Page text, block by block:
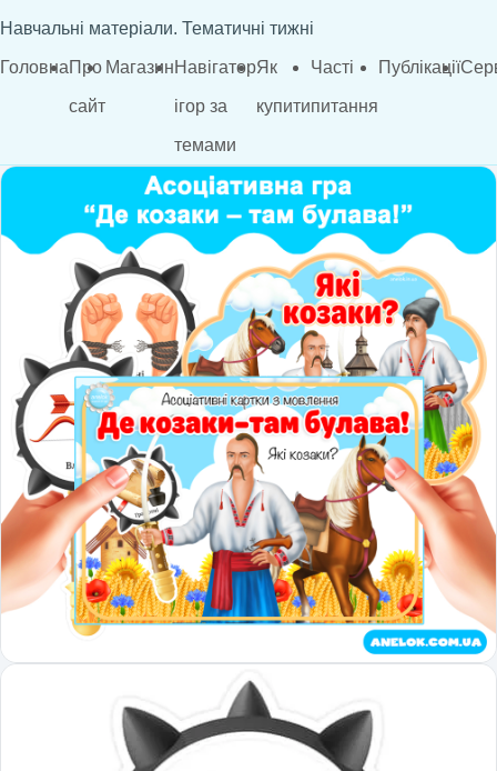
Навчальні матеріали. Тематичні тижні
ГоловнаПро
сайт
МагазинНавігатор
ігор за
темами
Як
купити
Часті
питання
Публікації